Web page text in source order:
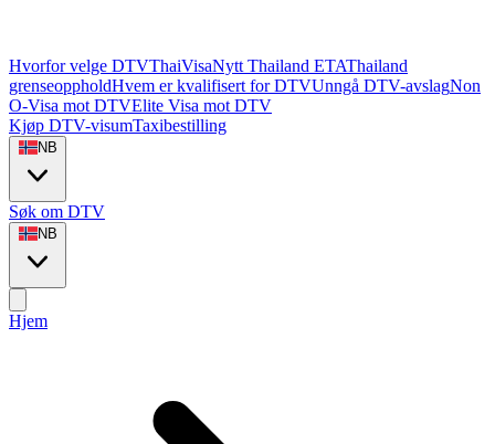
Hvorfor velge DTVThaiVisaNytt Thailand ETAThailand
grenseoppholdHvem er kvalifisert for DTVUnngå DTV-avslagNon
O-Visa mot DTVElite Visa mot DTV
Kjøp DTV-visumTaxibestilling
NB
Søk om DTV
NB
Hjem